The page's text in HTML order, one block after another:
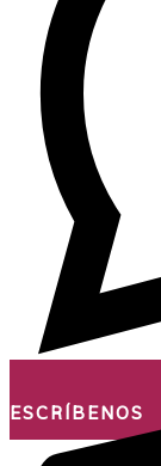
ESCRÍBENOS